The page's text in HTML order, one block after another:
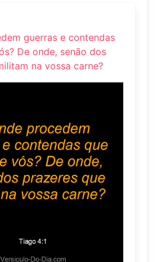
guerras e contendas
De onde, senão dos
na vossa carne?